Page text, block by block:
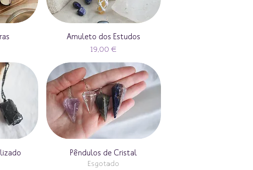
Amuleto dos Estudos
Preço
19,00 €
Pêndulos de Cristal
Esgotado